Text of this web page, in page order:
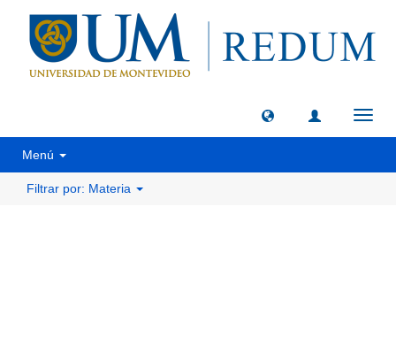
Menú
Filtrar por: Materia